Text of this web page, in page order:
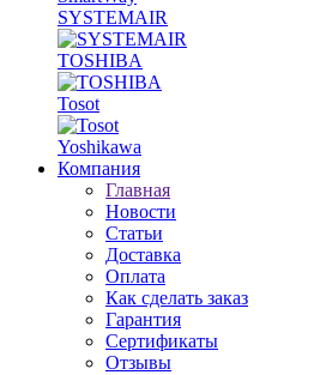
SYSTEMAIR
TOSHIBA
Tosot
Yoshikawa
Компания
Главная
Новости
Статьи
Доставка
Оплата
Как сделать заказ
Гарантия
Сертификаты
Отзывы